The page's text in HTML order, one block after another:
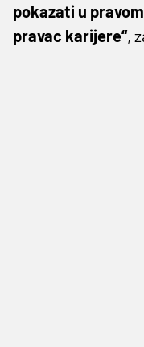
pokazati u
pravac karijere“,